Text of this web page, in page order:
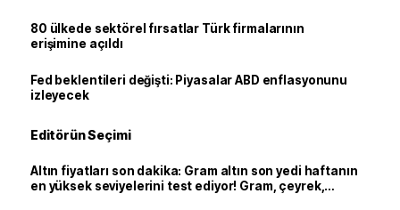
80 ülkede sektörel fırsatlar Türk firmalarının
erişimine açıldı
Fed beklentileri değişti: Piyasalar ABD enflasyonunu
izleyecek
Editörün Seçimi
Altın fiyatları son dakika: Gram altın son yedi haftanın
en yüksek seviyelerini test ediyor! Gram, çeyrek,